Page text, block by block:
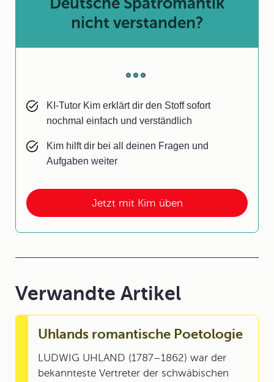
Jetzt mit Kim üben
nicht verstanden?
KI-Tutor Kim erklärt dir den Stoff sofort
nochmal einfach und verständlich
Kim hilft dir bei all deinen Fragen und
Aufgaben weiter
Verwandte Artikel
Uhlands romantische Poetologie
LUDWIG UHLAND (1787–1862) war der
bekannteste Vertreter der schwäbischen